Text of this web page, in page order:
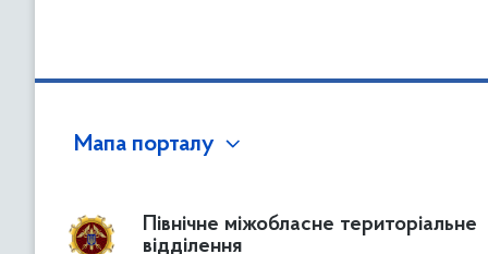
Мапа порталу
Північне міжобласне територіальне
відділення